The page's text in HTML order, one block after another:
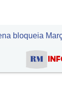
bloqueia